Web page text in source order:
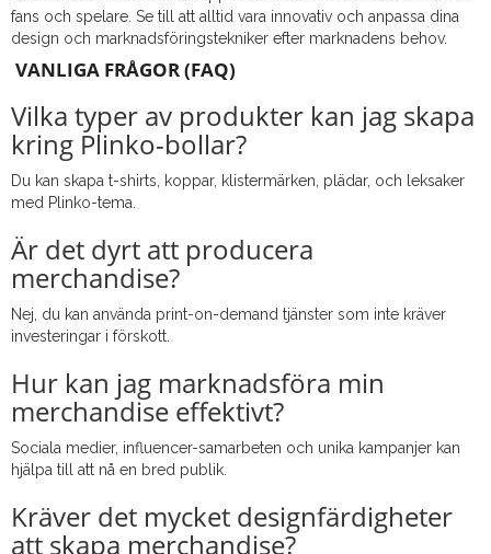
fans och spelare. Se till att alltid vara innovativ och anpassa dina
design och marknadsföringstekniker efter marknadens behov.
VANLIGA FRÅGOR (FAQ)
Vilka typer av produkter kan jag skapa
kring Plinko-bollar?
Du kan skapa t-shirts, koppar, klistermärken, plädar, och leksaker
med Plinko-tema.
Är det dyrt att producera
merchandise?
Nej, du kan använda print-on-demand tjänster som inte kräver
investeringar i förskott.
Hur kan jag marknadsföra min
merchandise effektivt?
Sociala medier, influencer-samarbeten och unika kampanjer kan
hjälpa till att nå en bred publik.
Kräver det mycket designfärdigheter
att skapa merchandise?